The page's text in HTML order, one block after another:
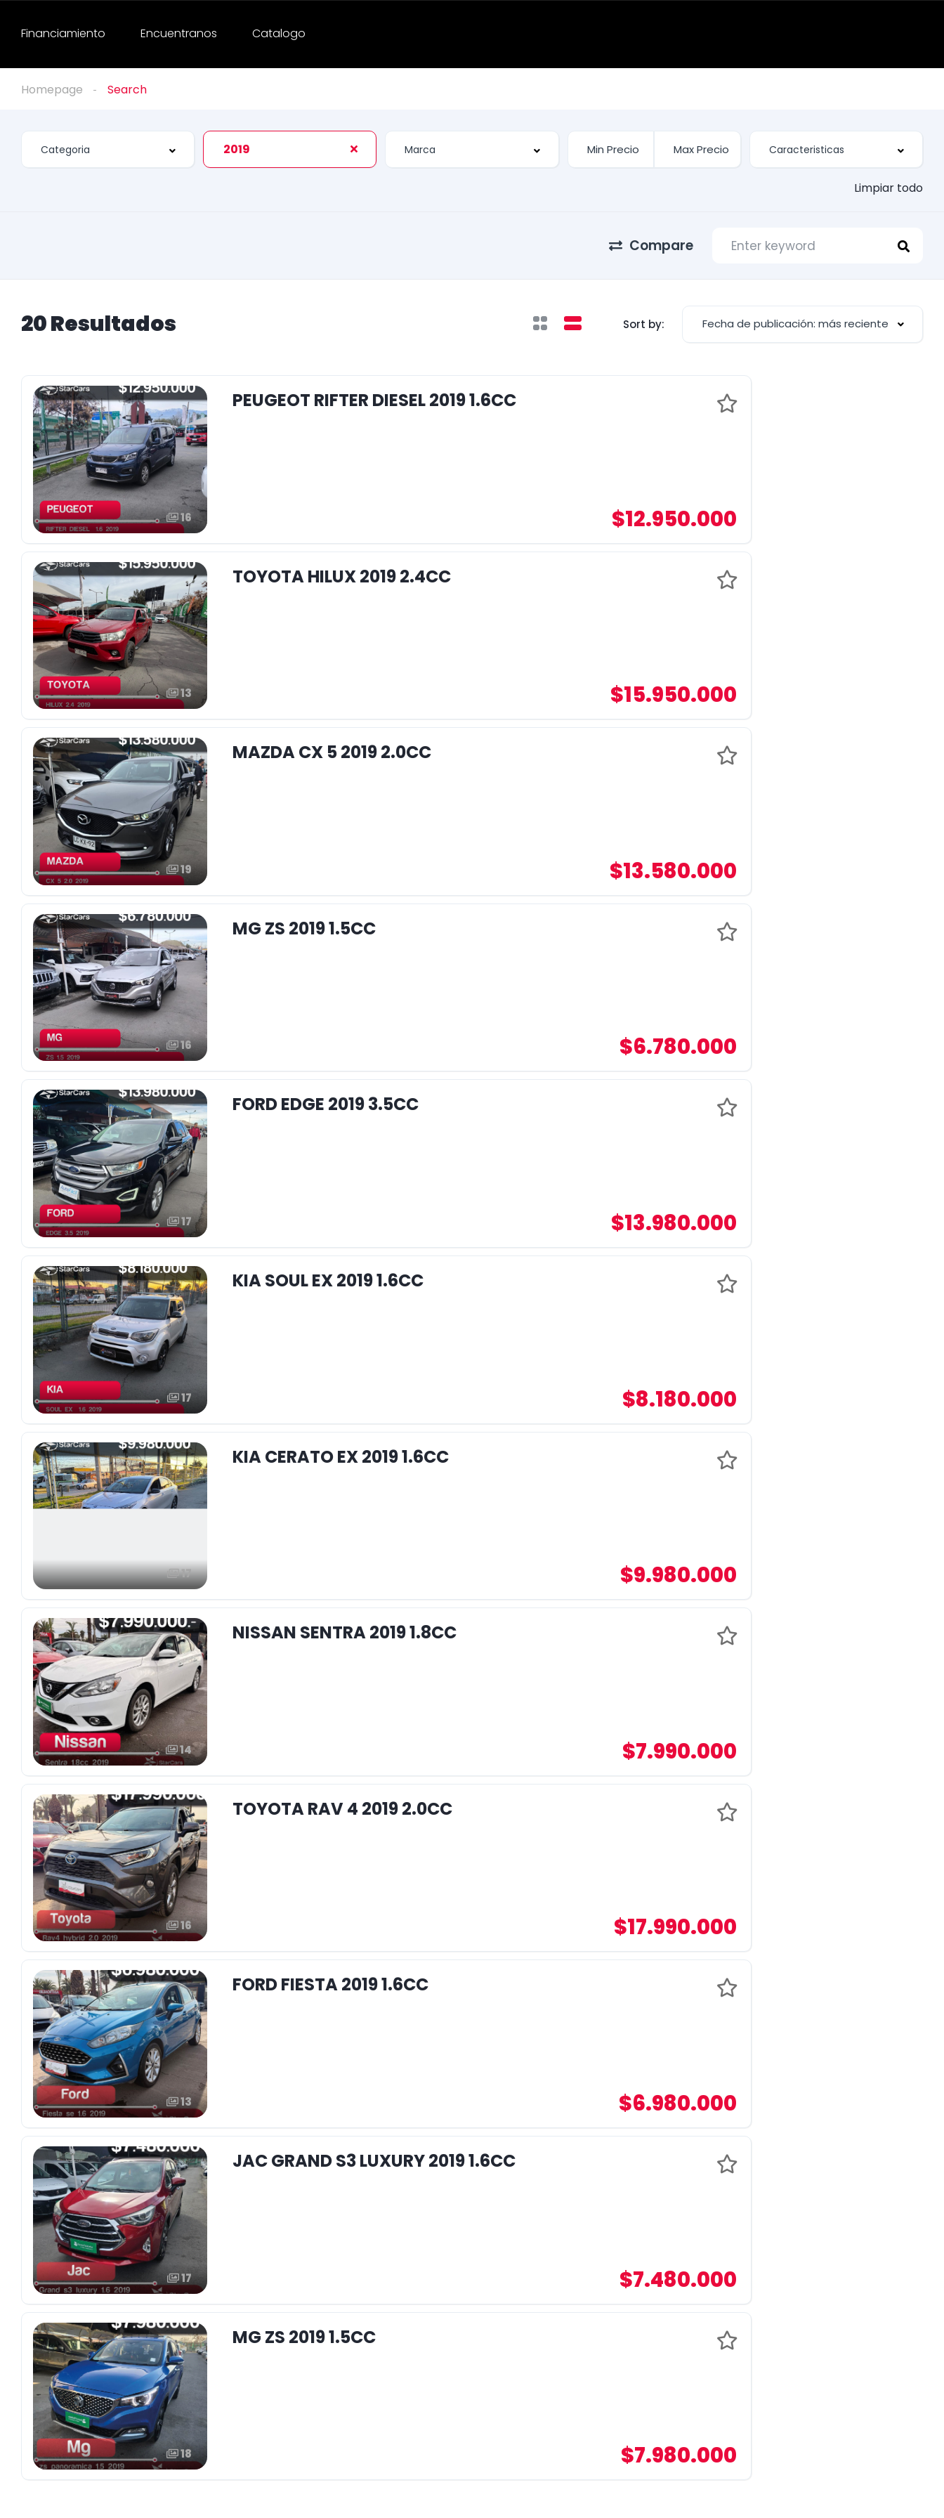
Financiamiento Encuentranos Catalogo
Homepage Search
2019
Limpiar todo
Compare
20 Resultados Sort by: Fecha de publicación: más reciente
16
PEUGEOT RIFTER DIESEL 2019 1.6CC
$12.950.000
13
TOYOTA HILUX 2019 2.4CC
$15.950.000
19
MAZDA CX 5 2019 2.0CC
$13.580.000
16
MG ZS 2019 1.5CC
$6.780.000
17
FORD EDGE 2019 3.5CC
$13.980.000
17
KIA SOUL EX 2019 1.6CC
$8.180.000
17
KIA CERATO EX 2019 1.6CC
$9.980.000
14
NISSAN SENTRA 2019 1.8CC
$7.990.000
16
TOYOTA RAV 4 2019 2.0CC
$17.990.000
13
FORD FIESTA 2019 1.6CC
$6.980.000
17
JAC GRAND S3 LUXURY 2019 1.6CC
$7.480.000
18
MG ZS 2019 1.5CC
$7.980.000